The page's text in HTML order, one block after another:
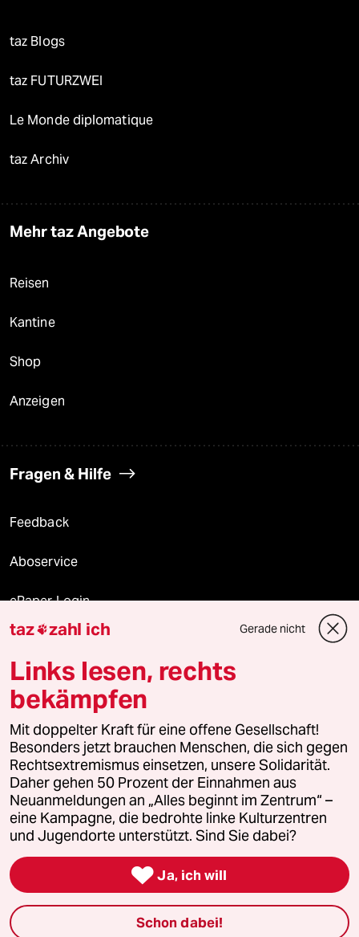
taz Blogs
taz FUTURZWEI
Le Monde diplomatique
taz Archiv
Mehr taz Angebote
Reisen
Kantine
Shop
Anzeigen
Fragen & Hilfe
Feedback
Aboservice
ePaper Login
Downloads für Abonnierende
© 2026 taz Verlags und Vertriebs GmbH
Alle Rechte vorbehalten. Bei rechtlichen Fragen oder für Genehmigungen
wenden Sie sich bitte an
lizenzen@taz.de
Feedback Redaktionsstatut Kommune-Richtlinien
Leitlinie Informant Datenschutz Impressum AGB
Seitenwende Einwilligungen widerrufen (Ads)
taz zahl ich Gerade nicht
Links lesen, rechts
bekämpfen
Mit doppelter Kraft für eine offene Gesellschaft!
Besonders jetzt brauchen Menschen, die sich gegen
Rechtsextremismus einsetzen, unsere Solidarität.
Daher gehen 50 Prozent der Einnahmen aus
Neuanmeldungen an „Alles beginnt im Zentrum“ –
eine Kampagne, die bedrohte linke Kulturzentren
und Jugendorte unterstützt. Sind Sie dabei?
 Ja, ich will
Schon dabei!